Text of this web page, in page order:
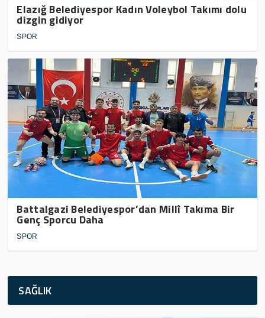
Elazığ Belediyespor Kadın Voleybol Takımı dolu
dizgin gidiyor
SPOR
Battalgazi Belediyespor’dan Millî Takıma Bir
Genç Sporcu Daha
SPOR
SAĞLIK